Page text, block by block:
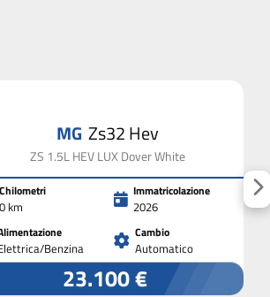
MG Zs32 Hev
ZS 1.5L HEV LUX Dover White
Chilometri
0 km
Immatricolazione
2026
Benzina
Cambio
Automatico
23.100 €